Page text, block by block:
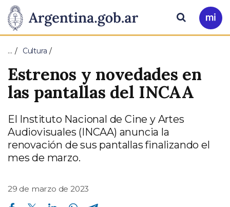
Presidencia
de
la
Nación
Pasar al contenido principal
Ir
a
Buscar
… Cultura
Estrenos y novedades en
las pantallas del INCAA
El Instituto Nacional de Cine y Artes
Audiovisuales (INCAA) anuncia la
renovación de sus pantallas finalizando el
mes de marzo.
29 de marzo de 2023
Compartir en Facebook Compartir en Twitter Compartir en Linkedin Compartir en Whatsapp